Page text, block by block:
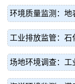
环境质量监测：地
工业排放监管：石
场地环境调查：工